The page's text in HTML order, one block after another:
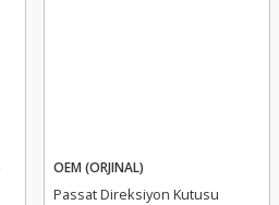
OEM (ORJINAL)
Passat Direksiyon Kutusu